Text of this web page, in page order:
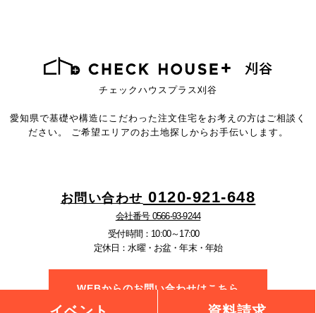
チェックハウスプラス刈谷
愛知県で基礎や構造にこだわった注文住宅を お考えの方はご相談く
ださい。
ご希望エリアのお土地探しからお手伝いします。
お問い合わせ 0120-921-648
会社番号 0566-93-9244
受付時間：10:00～17:00
定休日：水曜・お盆・年末・年始
WEBからのお問い合わせはこちら